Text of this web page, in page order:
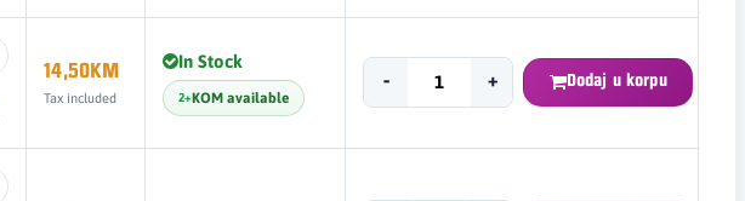
14,50KM
Tax included
In Stock
2+KOM available
- + Dodaj u korpu